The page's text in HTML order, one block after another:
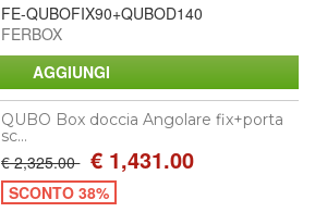
FE-QUBOFIX90+QUBOD140
FERBOX
QUBO Box doccia Angolare fix+porta
sc...
€ 2,325.00 € 1,431.00
SCONTO 38%